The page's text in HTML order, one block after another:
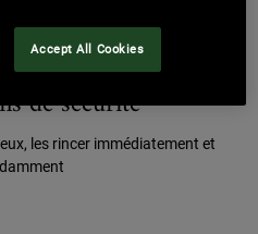
de sécurité
les rincer immédiatement et
Accept All Cookies